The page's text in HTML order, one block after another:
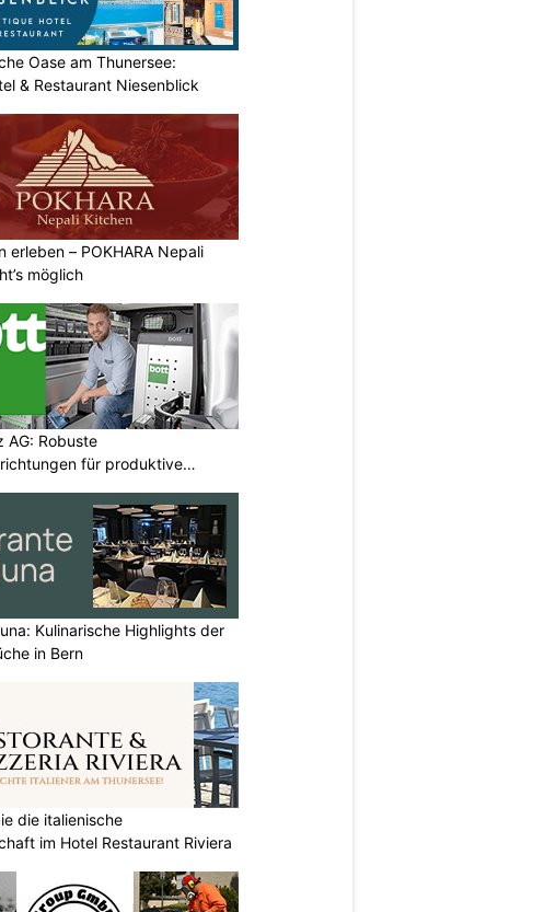
Oase am Thunersee:
& Restaurant Niesenblick
erleben – POKHARA Nepali
möglich
AG: Robuste
für produktive
Kulinarische Highlights der
in Bern
die italienische
im Hotel Restaurant Riviera